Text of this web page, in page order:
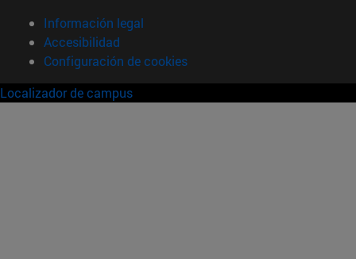
Información legal
Accesibilidad
Configuración de cookies
Localizador de campus